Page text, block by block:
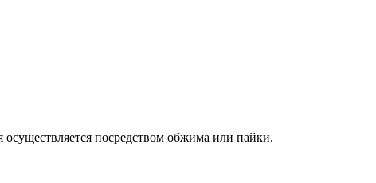
посредством обжима или пайки.